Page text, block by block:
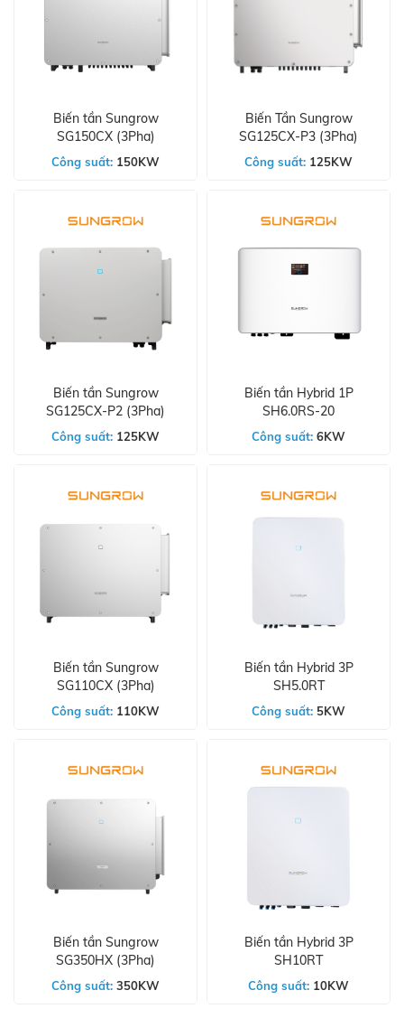
Biến tần Sungrow
SG150CX (3Pha)
Công suất: 150KW
Biến Tần Sungrow
SG125CX-P3 (3Pha)
Công suất: 125KW
Biến tần Sungrow
SG125CX-P2 (3Pha)
Công suất: 125KW
Biến tần Hybrid 1P
SH6.0RS-20
Công suất: 6KW
Biến tần Sungrow
SG110CX (3Pha)
Công suất: 110KW
Biến tần Hybrid 3P
SH5.0RT
Công suất: 5KW
Biến tần Sungrow
SG350HX (3Pha)
Công suất: 350KW
Biến tần Hybrid 3P
SH10RT
Công suất: 10KW